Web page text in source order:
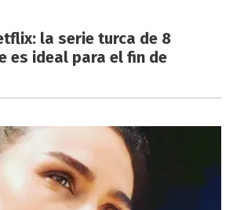
la serie turca de 8
es ideal para el fin de